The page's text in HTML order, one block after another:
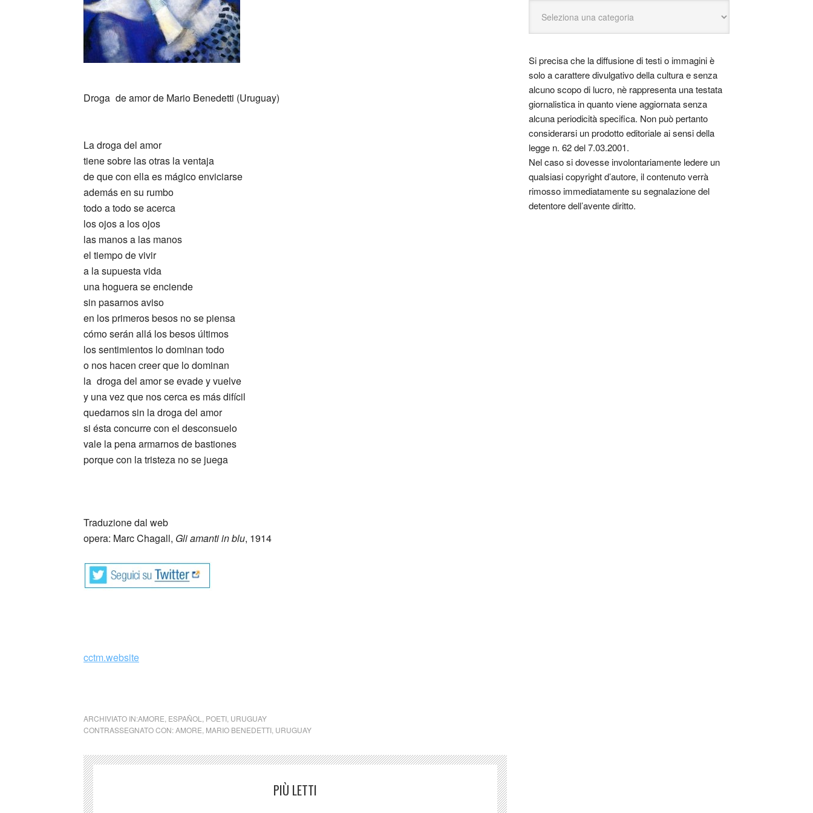
Droga de amor de Mario Benedetti (Uruguay)
La droga del amor
tiene sobre las otras la ventaja
de que con ella es mágico enviciarse
además en su rumbo
todo a todo se acerca
los ojos a los ojos
las manos a las manos
el tiempo de vivir
a la supuesta vida
una hoguera se enciende
sin pasarnos aviso
en los primeros besos no se piensa
cómo serán allá los besos últimos
los sentimientos lo dominan todo
o nos hacen creer que lo dominan
la droga del amor se evade y vuelve
y una vez que nos cerca es más difícil
quedarnos sin la droga del amor
si ésta concurre con el desconsuelo
vale la pena armarnos de bastiones
porque con la tristeza no se juega
Traduzione dal web
opera: Marc Chagall, Gli amanti in blu, 1914
cctm.website
ARCHIVIATO IN:AMORE ESPAÑOL POETI URUGUAY
CONTRASSEGNATO CON:AMORE MARIO BENEDETTI URUGUAY
PIÙ LETTI
Si precisa che la diffusione di testi o immagini è
solo a carattere divulgativo della cultura e senza
alcuno scopo di lucro, nè rappresenta una testata
giornalistica in quanto viene aggiornata senza
alcuna periodicità specifica. Non può pertanto
considerarsi un prodotto editoriale ai sensi della
legge n. 62 del 7.03.2001.
Nel caso si dovesse involontariamente ledere un
qualsiasi copyright d’autore, il contenuto verrà
rimosso immediatamente su segnalazione del
detentore dell’avente diritto.